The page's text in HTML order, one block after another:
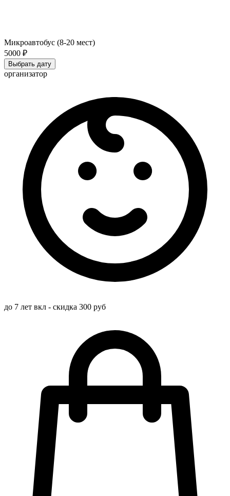
Микроавтобус (8-20 мест)
5000 ₽
Выбрать дату
организатор
до 7 лет вкл - скидка 300 руб